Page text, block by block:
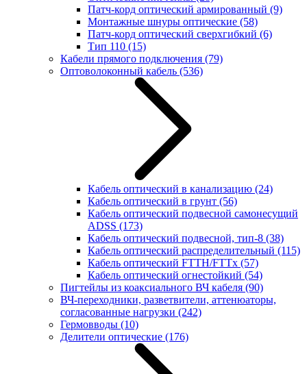
Патч-корд оптический армированный (9)
Монтажные шнуры оптические (58)
Патч-корд оптический сверхгибкий (6)
Тип 110 (15)
Кабели прямого подключения (79)
Оптоволоконный кабель (536)
Кабель оптический в канализацию (24)
Кабель оптический в грунт (56)
Кабель оптический подвесной самонесущий
ADSS (173)
Кабель оптический подвесной, тип-8 (38)
Кабель оптический распределительный (115)
Кабель оптический FTTH/FTTx (57)
Кабель оптический огнестойкий (54)
Пигтейлы из коаксиального ВЧ кабеля (90)
ВЧ-переходники, разветвители, аттенюаторы,
согласованные нагрузки (242)
Гермовводы (10)
Делители оптические (176)